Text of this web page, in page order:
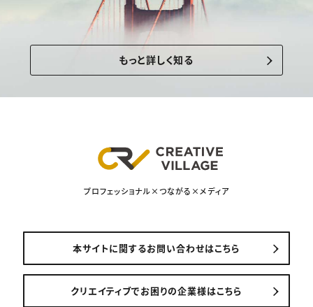
もっと詳しく知る
プロフェッショナル×つながる×メディア
本サイトに関するお問い合わせはこちら
クリエイティブでお困りの企業様はこちら